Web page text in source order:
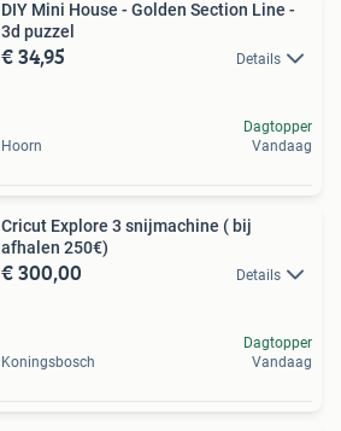
DIY Mini House - Golden Section Line -
3d puzzel
€ 34,95 Details
Hoorn
Dagtopper
Vandaag
Cricut Explore 3 snijmachine ( bij
afhalen 250€)
€ 300,00 Details
Koningsbosch
Dagtopper
Vandaag